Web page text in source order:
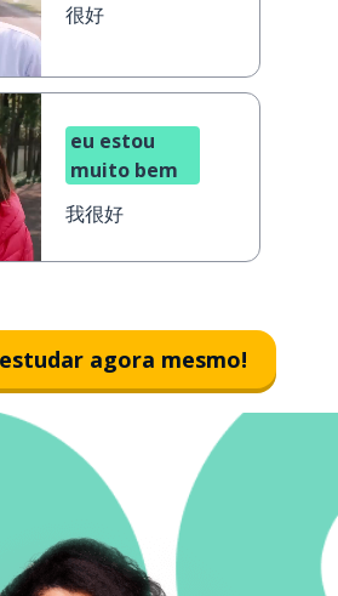
很好
eu estou
muito bem
我很好
agora mesmo!